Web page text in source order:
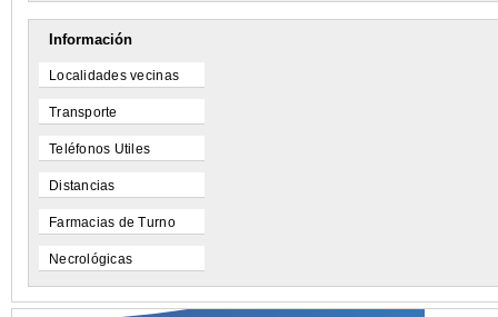
Información
Localidades vecinas
Transporte
Teléfonos Utiles
Distancias
Farmacias de Turno
Necrológicas